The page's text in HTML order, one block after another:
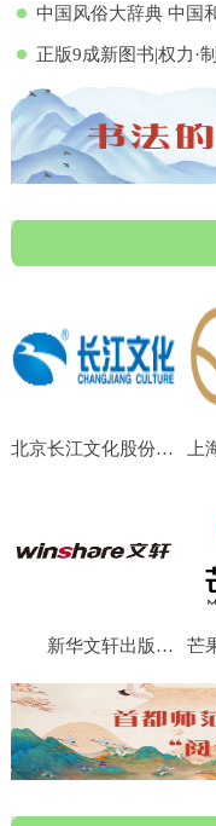
中国风俗大辞典 中国
北京长江文化股份有限公司
新华文轩出版传媒股份有限公司